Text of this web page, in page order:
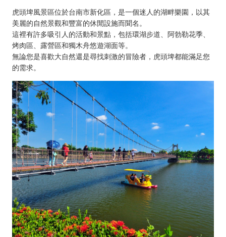
虎頭埤風景區位於台南市新化區，是一個迷人的湖畔樂園，以其
美麗的自然景觀和豐富的休閒設施而聞名。
這裡有許多吸引人的活動和景點，包括環湖步道、阿勃勒花季、
烤肉區、露營區和獨木舟悠遊湖面等。
無論您是喜歡大自然還是尋找刺激的冒險者，虎頭埤都能滿足您
的需求。